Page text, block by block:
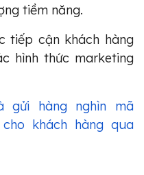
tiềm năng.
tiếp cận khách hàng
hình thức marketing
gửi hàng nghìn mã
khách hàng qua